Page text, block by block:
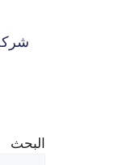
البحث